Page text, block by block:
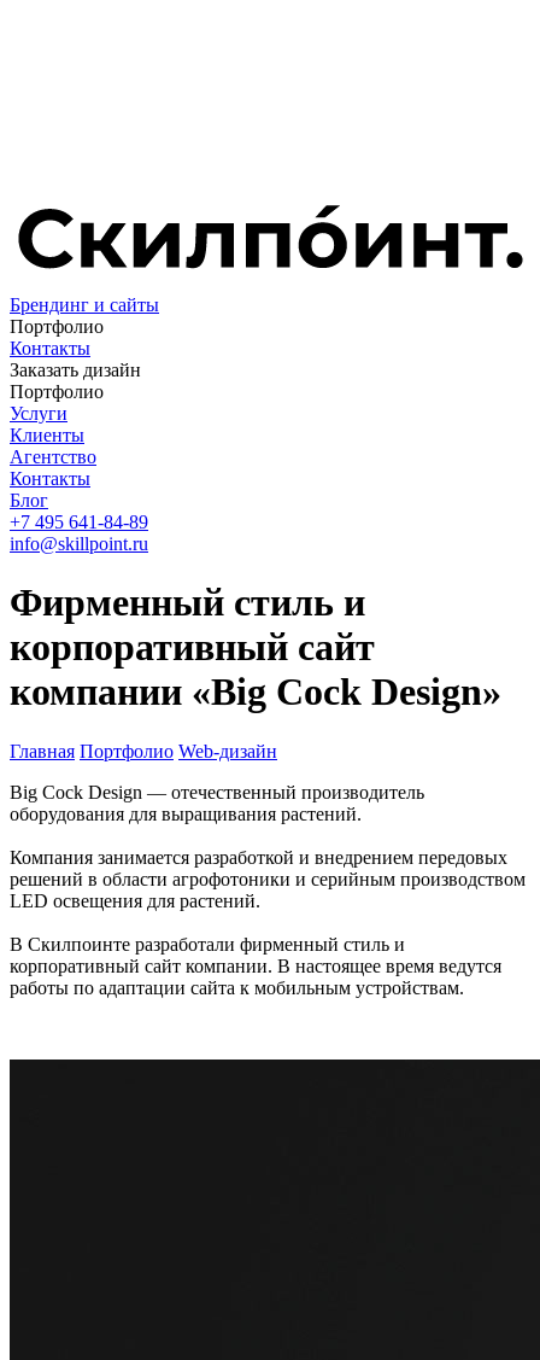
Брендинг и сайты
Портфолио
Контакты
Заказать дизайн
Портфолио
Услуги
Клиенты
Агентство
Контакты
Блог
+7 495 641-84-89
info@skillpoint.ru
Фирменный стиль и
корпоративный сайт
компании «Big Сock Design»
Главная Портфолио Web-дизайн
Big Сock Design — отечественный производитель
оборудования для выращивания растений.
Компания занимается разработкой и внедрением передовых
решений в области агрофотоники и серийным производством
LED освещения для растений.
В Скилпоинте разработали фирменный стиль и
корпоративный сайт компании. В настоящее время ведутся
работы по адаптации сайта к мобильным устройствам.